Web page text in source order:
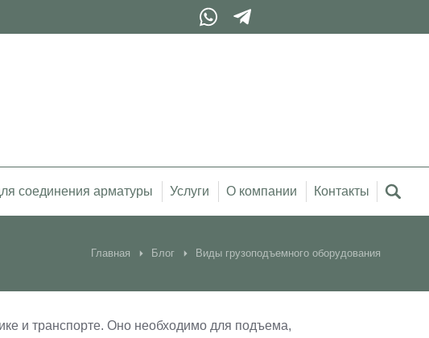
соединения арматуры Услуги О компании Контакты
Главная Блог Виды грузоподъемного оборудования
и транспорте. Оно необходимо для подъема,